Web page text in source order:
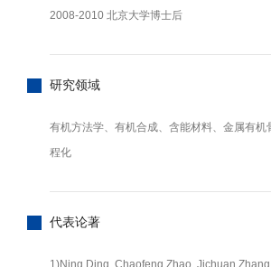
2008-2010 北京大学博士后
研究领域
有机方法学、有机合成、含能材料、金属有机
程化
代表论著